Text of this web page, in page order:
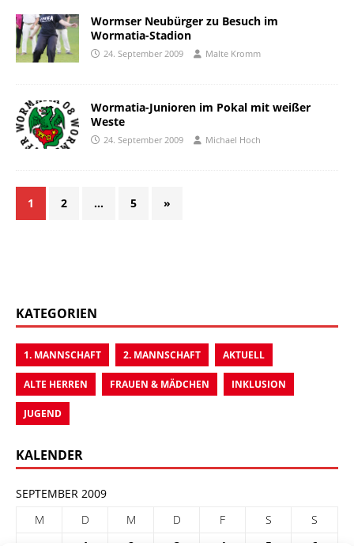
Wormser Neubürger zu Besuch im
Wormatia-Stadion
24. September 2009 Malte Kromm
Wormatia-Junioren im Pokal mit weißer
Weste
24. September 2009 Michael Hoch
1 2 … 5 »
KATEGORIEN
1. MANNSCHAFT 2. MANNSCHAFT AKTUELL
ALTE HERREN FRAUEN & MÄDCHEN INKLUSION
JUGEND
KALENDER
SEPTEMBER 2009
M
D M D F S
S